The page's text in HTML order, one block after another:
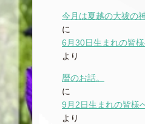
今月は夏越の大祓の
に
6月30日生まれの皆様
より
暦のお話。
に
9月2日生まれの皆様
より